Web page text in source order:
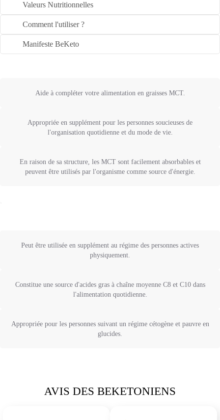
Valeurs Nutritionnelles
Comment l'utiliser ?
Manifeste BeKeto
Aide à compléter votre alimentation en graisses MCT.
Appropriée en supplément pour les personnes soucieuses de
l'organisation quotidienne et du mode de vie.
En raison de sa structure, les MCT sont facilement absorbables et
peuvent être utilisés par l'organisme comme source d'énergie.
Peut être utilisée en supplément au régime des personnes actives
physiquement.
Constitue une source d'acides gras à chaîne moyenne C8 et C10 dans
l'alimentation quotidienne.
Appropriée pour les personnes suivant un régime cétogène et pauvre en
glucides.
AVIS DES BEKETONIENS